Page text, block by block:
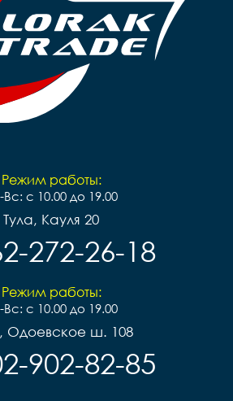
Режим работы:
Вс: с 10.00 до 19.00
Тула, Кауля 20
272-26-18
Режим работы:
Вс: с 10.00 до 19.00
Одоевское ш. 108
902-82-85